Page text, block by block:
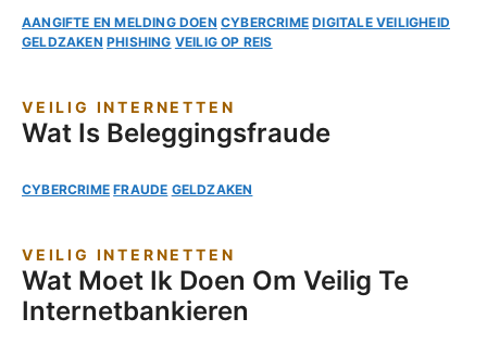
AANGIFTE EN MELDING DOEN CYBERCRIME DIGITALE VEILIGHEID
GELDZAKEN PHISHING VEILIG OP REIS
VEILIG INTERNETTEN
Wat Is Beleggingsfraude
CYBERCRIME FRAUDE GELDZAKEN
VEILIG INTERNETTEN
Wat Moet Ik Doen Om Veilig Te
Internetbankieren